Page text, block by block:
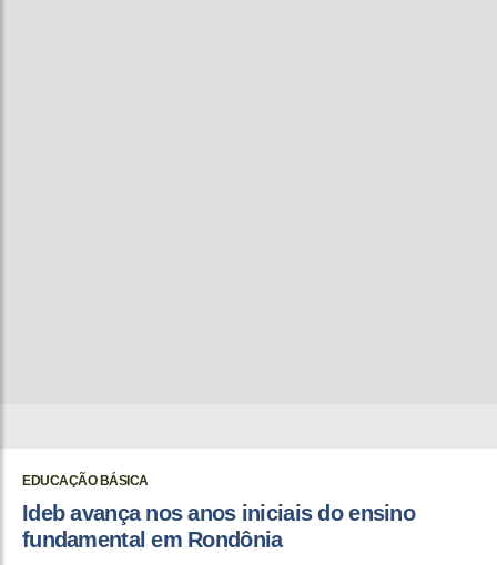
EDUCAÇÃO BÁSICA
Ideb avança nos anos iniciais do ensino
fundamental em Rondônia